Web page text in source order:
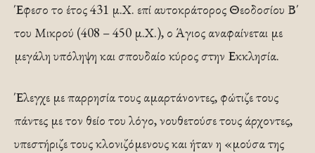
Έφεσο το έτος 431 μ.Χ. επί αυτοκράτορος Θεοδοσίου Β΄
του Μικρού (408 – 450 μ.Χ.), ο Άγιος αναφαίνεται με
μεγάλη υπόληψη και σπουδαίο κύρος στην Εκκλησία.
Έλεγχε με παρρησία τους αμαρτάνοντες, φώτιζε τους
πάντες με τον θείο του λόγο, νουθετούσε τους άρχοντες,
υπεστήριζε τους κλονιζόμενους και ήταν η «μούσα της